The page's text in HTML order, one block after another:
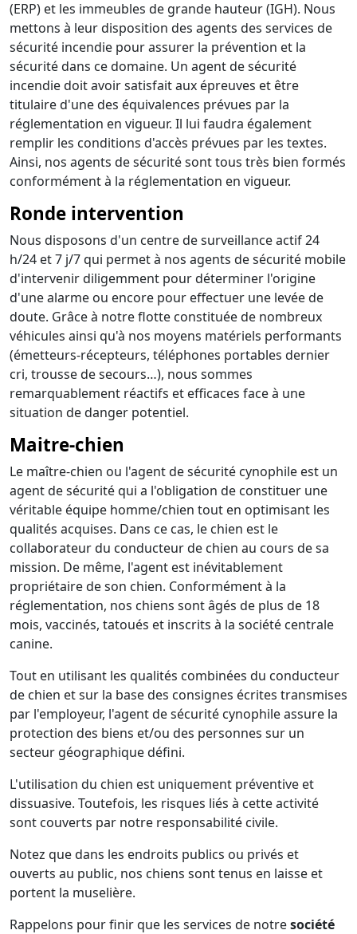
(ERP) et les immeubles de grande hauteur (IGH). Nous
mettons à leur disposition des agents des services de
sécurité incendie pour assurer la prévention et la
sécurité dans ce domaine. Un agent de sécurité
incendie doit avoir satisfait aux épreuves et être
titulaire d'une des équivalences prévues par la
réglementation en vigueur. Il lui faudra également
remplir les conditions d'accès prévues par les textes.
Ainsi, nos agents de sécurité sont tous très bien formés
conformément à la réglementation en vigueur.
Ronde intervention
Nous disposons d'un centre de surveillance actif 24
h/24 et 7 j/7 qui permet à nos agents de sécurité mobile
d'intervenir diligemment pour déterminer l'origine
d'une alarme ou encore pour effectuer une levée de
doute. Grâce à notre flotte constituée de nombreux
véhicules ainsi qu'à nos moyens matériels performants
(émetteurs-récepteurs, téléphones portables dernier
cri, trousse de secours…), nous sommes
remarquablement réactifs et efficaces face à une
situation de danger potentiel.
Maitre-chien
Le maître-chien ou l'agent de sécurité cynophile est un
agent de sécurité qui a l'obligation de constituer une
véritable équipe homme/chien tout en optimisant les
qualités acquises. Dans ce cas, le chien est le
collaborateur du conducteur de chien au cours de sa
mission. De même, l'agent est inévitablement
propriétaire de son chien. Conformément à la
réglementation, nos chiens sont âgés de plus de 18
mois, vaccinés, tatoués et inscrits à la société centrale
canine.
Tout en utilisant les qualités combinées du conducteur
de chien et sur la base des consignes écrites transmises
par l'employeur, l'agent de sécurité cynophile assure la
protection des biens et/ou des personnes sur un
secteur géographique défini.
L'utilisation du chien est uniquement préventive et
dissuasive. Toutefois, les risques liés à cette activité
sont couverts par notre responsabilité civile.
Notez que dans les endroits publics ou privés et
ouverts au public, nos chiens sont tenus en laisse et
portent la muselière.
Rappelons pour finir que les services de notresociété